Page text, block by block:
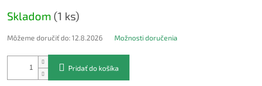
cena:
Skladom (1 ks)
Môžeme doručiť do: 12.8.2026 Možnosti doručenia
Pridať do košíka